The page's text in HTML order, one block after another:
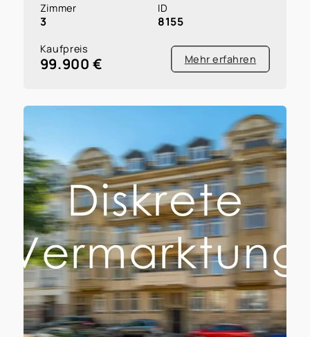
Zimmer
3
ID
8155
Kaufpreis
99.900 € Mehr erfahren